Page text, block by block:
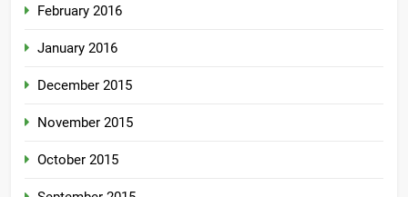
February 2016
January 2016
December 2015
November 2015
October 2015